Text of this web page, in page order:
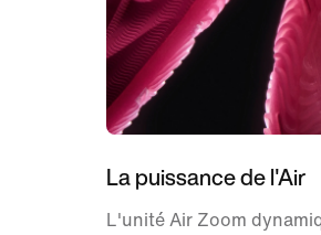
La puissance de l'Air
L'unité Air Zoom